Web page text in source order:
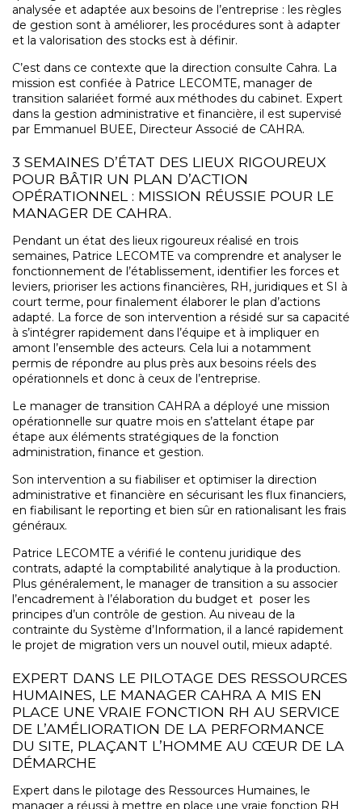
analysée et adaptée aux besoins de l’entreprise : les règles
de gestion sont à améliorer, les procédures sont à adapter
et la valorisation des stocks est à définir.
C’est dans ce contexte que la direction consulte Cahra. La
mission est confiée à Patrice LECOMTE, manager de
transition salariéet formé aux méthodes du cabinet. Expert
dans la gestion administrative et financière, il est supervisé
par Emmanuel BUEE, Directeur Associé de CAHRA.
3 SEMAINES D’ÉTAT DES LIEUX RIGOUREUX
POUR BÂTIR UN PLAN D’ACTION
OPÉRATIONNEL : MISSION RÉUSSIE POUR LE
MANAGER DE CAHRA.
Pendant un état des lieux rigoureux réalisé en trois
semaines, Patrice LECOMTE va comprendre et analyser le
fonctionnement de l’établissement, identifier les forces et
leviers, prioriser les actions financières, RH, juridiques et SI à
court terme, pour finalement élaborer le plan d’actions
adapté. La force de son intervention a résidé sur sa capacité
à s’intégrer rapidement dans l’équipe et à impliquer en
amont l’ensemble des acteurs. Cela lui a notamment
permis de répondre au plus près aux besoins réels des
opérationnels et donc à ceux de l’entreprise.
Le manager de transition CAHRA a déployé une mission
opérationnelle sur quatre mois en s’attelant étape par
étape aux éléments stratégiques de la fonction
administration, finance et gestion.
Son intervention a su fiabiliser et optimiser la direction
administrative et financière en sécurisant les flux financiers,
en fiabilisant le reporting et bien sûr en rationalisant les frais
généraux.
Patrice LECOMTE a vérifié le contenu juridique des
contrats, adapté la comptabilité analytique à la production.
Plus généralement, le manager de transition a su associer
l’encadrement à l’élaboration du budget et poser les
principes d’un contrôle de gestion. Au niveau de la
contrainte du Système d’Information, il a lancé rapidement
le projet de migration vers un nouvel outil, mieux adapté.
EXPERT DANS LE PILOTAGE DES RESSOURCES
HUMAINES, LE MANAGER CAHRA A MIS EN
PLACE UNE VRAIE FONCTION RH AU SERVICE
DE L’AMÉLIORATION DE LA PERFORMANCE
DU SITE, PLAÇANT L’HOMME AU CŒUR DE LA
DÉMARCHE
Expert dans le pilotage des Ressources Humaines, le
manager a réussi à mettre en place une vraie fonction RH